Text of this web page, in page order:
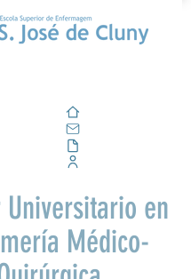
en
Médico-